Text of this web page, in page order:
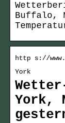
Buffalo,
http s://
York
York,